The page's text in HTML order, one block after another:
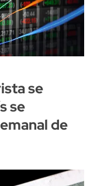
se
se
de